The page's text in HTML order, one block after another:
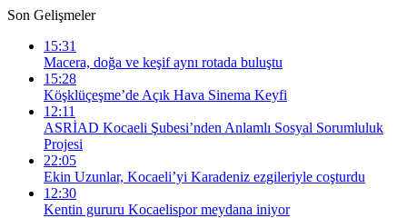
Son Gelişmeler
15:31
Macera, doğa ve keşif aynı rotada buluştu
15:28
Köşklüçeşme’de Açık Hava Sinema Keyfi
12:11
ASRİAD Kocaeli Şubesi’nden Anlamlı Sosyal Sorumluluk
Projesi
22:05
Ekin Uzunlar, Kocaeli’yi Karadeniz ezgileriyle coşturdu
12:30
Kentin gururu Kocaelispor meydana iniyor